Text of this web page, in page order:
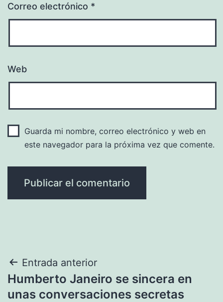
Correo electrónico *
Web
Guarda mi nombre, correo electrónico y web en
este navegador para la próxima vez que comente.
Navegación
de
Entrada anterior
Humberto Janeiro se sincera en
unas conversaciones secretas